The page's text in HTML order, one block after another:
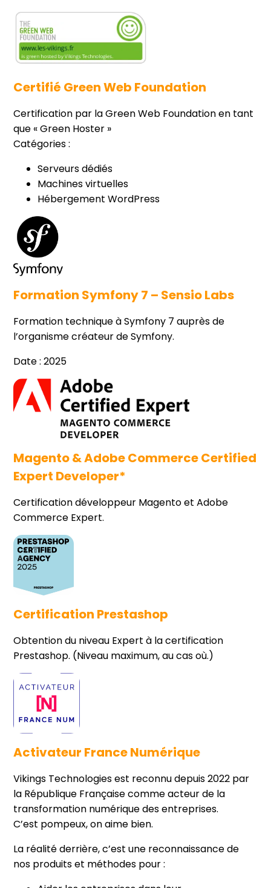
Certifié Green Web Foundation
Certification par la Green Web Foundation en tant
que « Green Hoster »
Catégories :
Serveurs dédiés
Machines virtuelles
Hébergement WordPress
Formation Symfony 7 – Sensio Labs
Formation technique à Symfony 7 auprès de
l’organisme créateur de Symfony.
Date : 2025
Magento & Adobe Commerce Certified
Expert Developer*
Certification développeur Magento et Adobe
Commerce Expert.
Certification Prestashop
Obtention du niveau Expert à la certification
Prestashop. (Niveau maximum, au cas où.)
Activateur France Numérique
Vikings Technologies est reconnu depuis 2022 par
la République Française comme acteur de la
transformation numérique des entreprises.
C’est pompeux, on aime bien.
La réalité derrière, c’est une reconnaissance de
nos produits et méthodes pour :